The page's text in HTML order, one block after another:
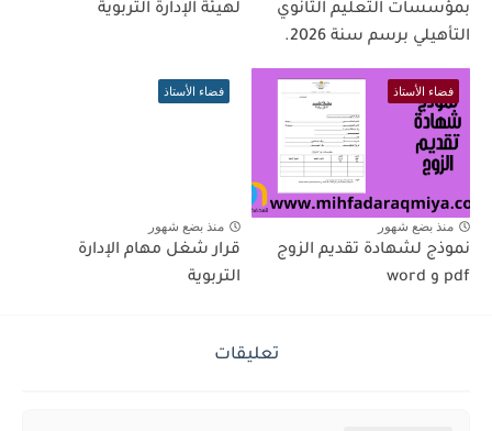
بمؤسسات التعليم الثانوي
التأهيلي برسم سنة 2026.
لهيئة الإدارة التربوية
فضاء الأستاذ
منذ بضع شهور
نموذج لشهادة تقديم الزوج
pdf و word
فضاء الأستاذ
منذ بضع شهور
قرار شغل مهام الإدارة
التربوية
تعليقات